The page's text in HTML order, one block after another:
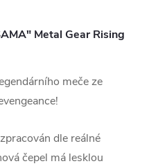
Metal Gear Rising
meče ze
dle reálné
čepel má lesklou